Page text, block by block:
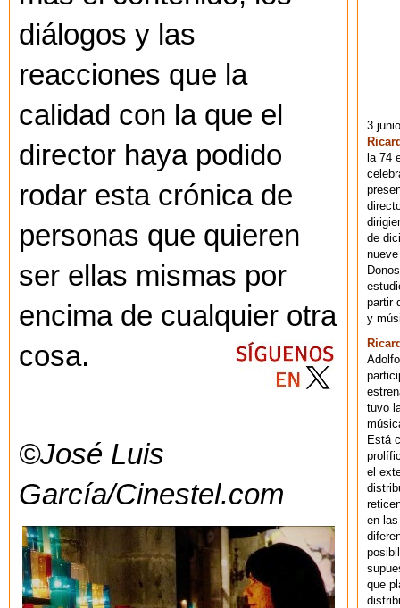
diálogos y las
reacciones que la
calidad con la que el
director haya podido
rodar esta crónica de
personas que quieren
ser ellas mismas por
encima de cualquier otra
cosa.
©José Luis
García/Cinestel.com
3
la 74
de
partir
y
tuvo
Está
el
en
que